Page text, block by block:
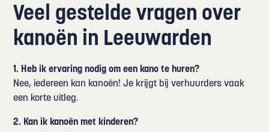
Veel gestelde vragen over
kanoën in Leeuwarden
1. Heb ik ervaring nodig om een kano te huren?
Nee, iedereen kan kanoën! Je krijgt bij verhuurders vaak
een korte uitleg.
2. Kan ik kanoën met kinderen?